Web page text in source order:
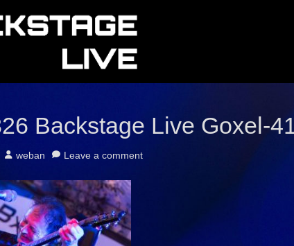
Backstage Live Goxel-
Author
weban Leave a comment